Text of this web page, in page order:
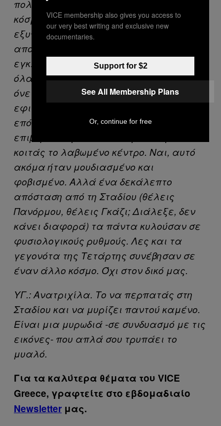
πολυκαταστήματα) ήταν ανοιχτά, με
κόσμο και με τους υπαλλήλους να
εξυπηρετούν χαμογελαστοί. Και όσο
απομακρυνόσουν από τον… τόπο του
εγκλήματος, τόσο είχες την αίσθηση ότι
όλα όσα είχαν συμβεί το πρωί ήταν ένα
όνειρο – για την ακρίβεια, ένας
εφιάλτης. Όμως δεν ήταν. Και η
επόμενη μέρα απλά ήταν η
επιβεβαίωση των δύο κόσμων. Μην
κοιτάς το λαβωμένο κέντρο. Ναι, αυτό
ακόμα ήταν μουδιασμένο και
φοβισμένο. Αλλά ένα δεκάλεπτο
απόσταση από τη Σταδίου (θέλεις
Πανόρμου, θέλεις Γκάζι; Διάλεξε, δεν
κάνει διαφορά) τα πάντα κυλούσαν σε
φυσιολογικούς ρυθμούς. Λες και τα
γεγονότα της Τετάρτης συνέβησαν σε
έναν άλλο κόσμο. Όχι στον δικό μας.
ΥΓ.: Ανατριχίλα. Το να περπατάς στη
Σταδίου και να μυρίζει παντού καμένο.
Είναι μια μυρωδιά -σε συνδυασμό με τις
εικόνες- που απλά σου τρυπάει το
μυαλό.
Για τα καλύτερα θέματα του VICE
Greece, γραφτείτε στο εβδομαδιαίο
Newsletter μας.
VICE membership also gives you access to
our very best writing and exclusive new
documentaries.
Support for $2
See All Membership Plans
Or, continue for free